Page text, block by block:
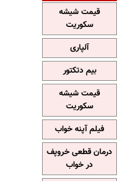
قیمت شیشه
سکوریت
آلپاری
بیم دتکتور
قیمت شیشه
سکوریت
فیلم آپنه خواب
درمان قطعی خروپف
در خواب